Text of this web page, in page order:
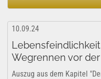
10.09.24
Wegrennen vor
Auszug aus dem Kapitel